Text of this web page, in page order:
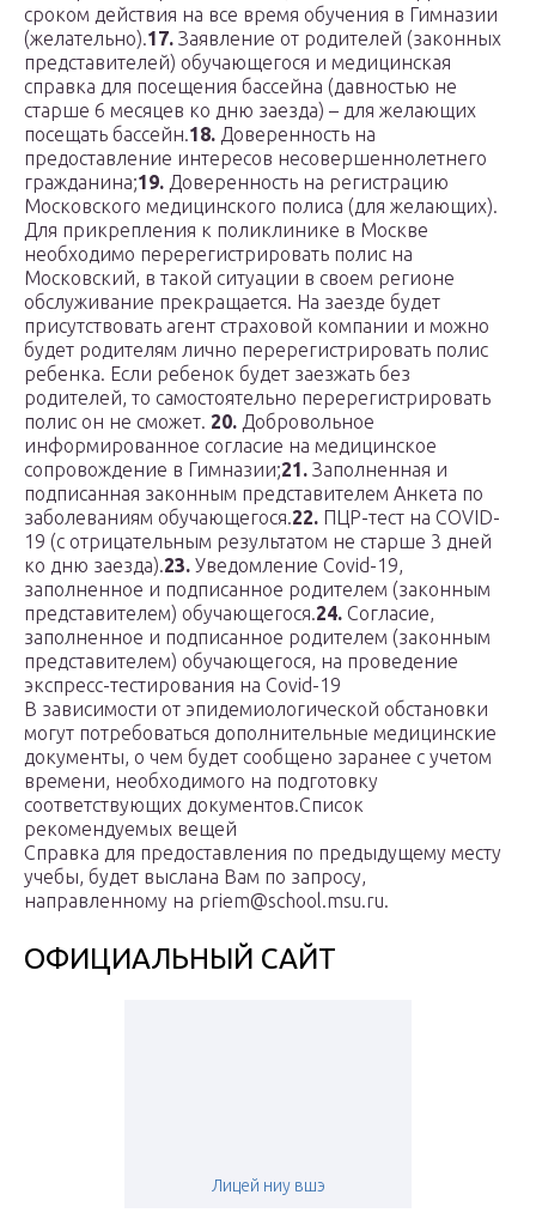
сроком действия на все время обучения в Гимназии
(желательно).17. Заявление от родителей (законных
представителей) обучающегося и медицинская
справка для посещения бассейна (давностью не
старше 6 месяцев ко дню заезда) – для желающих
посещать бассейн.18. Доверенность на
предоставление интересов несовершеннолетнего
гражданина;19. Доверенность на регистрацию
Московского медицинского полиса (для желающих).
Для прикрепления к поликлинике в Москве
необходимо перерегистрировать полис на
Московский, в такой ситуации в своем регионе
обслуживание прекращается. На заезде будет
присутствовать агент страховой компании и можно
будет родителям лично перерегистрировать полис
ребенка. Если ребенок будет заезжать без
родителей, то самостоятельно перерегистрировать
полис он не сможет. 20. Добровольное
информированное согласие на медицинское
сопровождение в Гимназии;21. Заполненная и
подписанная законным представителем Анкета по
заболеваниям обучающегося.22. ПЦР-тест на COVID-
19 (с отрицательным результатом не старше 3 дней
ко дню заезда).23. Уведомление Covid-19,
заполненное и подписанное родителем (законным
представителем) обучающегося.24. Согласие,
заполненное и подписанное родителем (законным
представителем) обучающегося, на проведение
экспресс-тестирования на Covid-19
В зависимости от эпидемиологической обстановки
могут потребоваться дополнительные медицинские
документы, о чем будет сообщено заранее с учетом
времени, необходимого на подготовку
соответствующих документов.Список
рекомендуемых вещей
Справка для предоставления по предыдущему месту
учебы, будет выслана Вам по запросу,
направленному на priem@school.msu.ru.
ОФИЦИАЛЬНЫЙ САЙТ
Лицей ниу вшэ